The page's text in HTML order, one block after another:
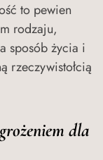
to pewien
rodzaju,
sposób życia i
rzeczywistołcią
dla